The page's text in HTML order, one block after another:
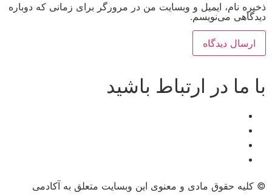
ذخیره نام، ایمیل و وبسایت من در مرورگر برای زمانی که دوباره
دیدگاهی می‌نویسم.
با ما در ارتباط باشید
© کلیه حقوق مادی و معنوی این وبسایت متعلق به آکادمی